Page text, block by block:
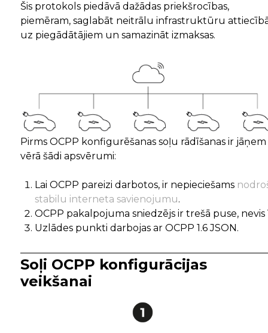
Šis protokols piedāvā dažādas priekšrocības,
piemēram, saglabāt neitrālu infrastruktūru
uz piegādātājiem un samazināt izmaksas.
Pirms OCPP konfigurēšanas soļu rādīšanas ir jāņem
vērā šādi apsvērumi:
Lai OCPP pareizi darbotos, ir nepieciešams
stabilu interneta savienojumu.
OCPP pakalpojuma sniedzējs ir trešā puse, nevis
Uzlādes punkti darbojas ar OCPP 1.6 JSON.
Soļi OCPP konfigurācijas
veikšanai